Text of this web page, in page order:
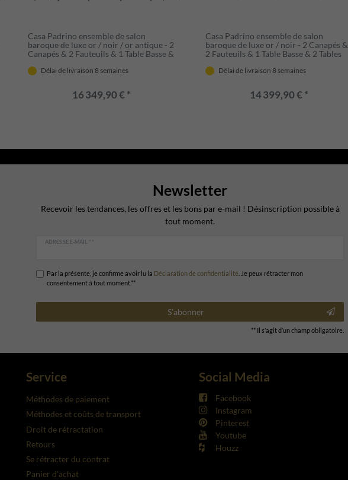
Casa Padrino ensemble de salon
baroque de luxe or / noir / or antique - 2
Canapés & 2 Fauteuils & 1 Table Basse &
de style baroque - Meubles Baroques
Délai de livraison 8 semaines
16 349,90 € *
Casa Padrino ensemble de salon
baroque de luxe or / noir - 2 Canapés &
2 Fauteuils & 1 Table Basse & 2 Tables
baroque - Meubles Baroques Nobles
Délai de livraison 8 semaines
14 399,90 € *
Newsletter
Recevoir les tendances, les offres et les bons par e-mail ! Désinscription possible à
tout moment.
ADRESSE E-MAIL **
Par la présente, je confirme avoir lu la Déclaration de confidentialité . Je peux rétracter mon
consentement à tout moment.**
S’abonner
** Il s’agit d’un champ obligatoire.
Service
Méthodes de paiement
Méthodes et coûts de transport
Droit de rétractation
Retours
Se rétracter du contrat
Panier d'achat
Social Media
Facebook
Instagram
Pinterest
Youtube
Houzz